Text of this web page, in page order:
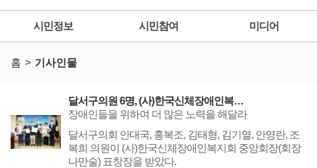
시민정보 시민참여 미디어
홈 기사인물
달서구의원 6명, (사)한국신체장애인복지회 중앙회장 표창장 수상
장애인들을 위하여 더 많은 노력을 해달라
달서구의회 안대국, 홍복조, 김태형, 김기열, 안영란, 조
복희 의원이 (사)한국신체장애인복지회 중앙회장(회장
나만술) 표창장을 받았다.